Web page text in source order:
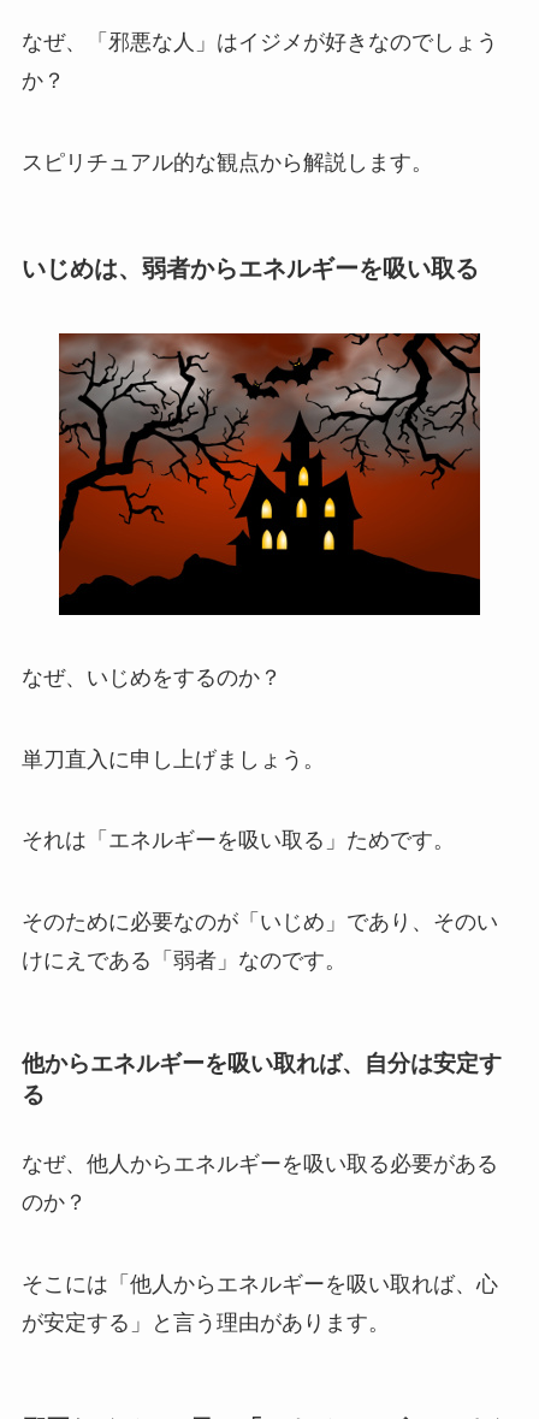
なぜ、「邪悪な人」はイジメが好きなのでしょう
か？
スピリチュアル的な観点から解説します。
いじめは、弱者からエネルギーを吸い取る
なぜ、いじめをするのか？
単刀直入に申し上げましょう。
それは「エネルギーを吸い取る」ためです。
そのために必要なのが「いじめ」であり、そのい
けにえ である「弱者」なのです。
他からエネルギーを吸い取れば、自分は安定す
る
なぜ、他人からエネルギーを吸い取る必要がある
のか？
そこには 「他人からエネルギーを吸い取れば、心
が安定する」
と言う理由があります。